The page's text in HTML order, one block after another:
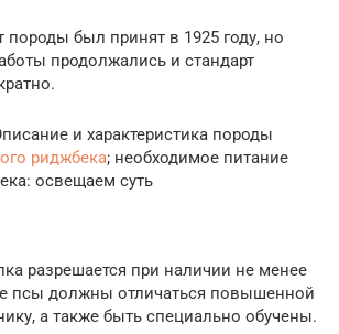
породы был принят в 1925 году, но
продолжались и стандарт
и характеристика породы
риджбека; необходимое питание
освещаем суть
разрешается при наличии не менее
псы должны отличаться повышенной
а также быть специально обучены.